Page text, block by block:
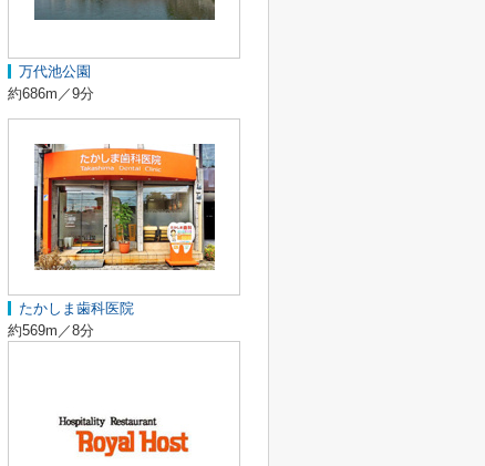
万代池公園
約686m／9分
たかしま歯科医院
約569m／8分